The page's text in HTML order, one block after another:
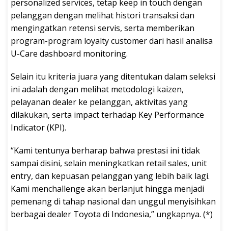
personalized services, tetap keep in touch dengan
pelanggan dengan melihat histori transaksi dan
mengingatkan retensi servis, serta memberikan
program-program loyalty customer dari hasil analisa
U-Care dashboard monitoring.
Selain itu kriteria juara yang ditentukan dalam seleksi
ini adalah dengan melihat metodologi kaizen,
pelayanan dealer ke pelanggan, aktivitas yang
dilakukan, serta impact terhadap Key Performance
Indicator (KPI).
“Kami tentunya berharap bahwa prestasi ini tidak
sampai disini, selain meningkatkan retail sales, unit
entry, dan kepuasan pelanggan yang lebih baik lagi.
Kami menchallenge akan berlanjut hingga menjadi
pemenang di tahap nasional dan unggul menyisihkan
berbagai dealer Toyota di Indonesia,” ungkapnya. (*)